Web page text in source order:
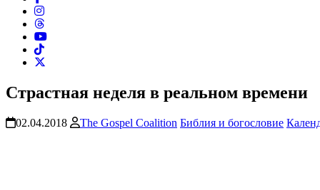
Страстная неделя в реальном времени
02.04.2018 The Gospel Coalition Библия и богословие